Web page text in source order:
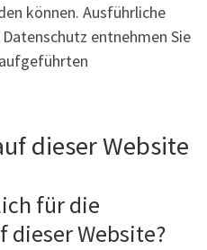
können. Ausführliche
entnehmen Sie
dieser Website
für die
dieser Website?